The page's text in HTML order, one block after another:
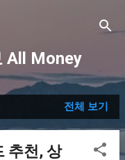
All Money
전체 보기
추천, 상